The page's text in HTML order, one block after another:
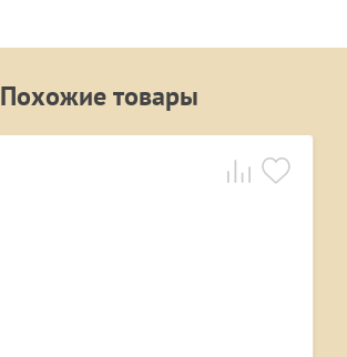
Похожие товары